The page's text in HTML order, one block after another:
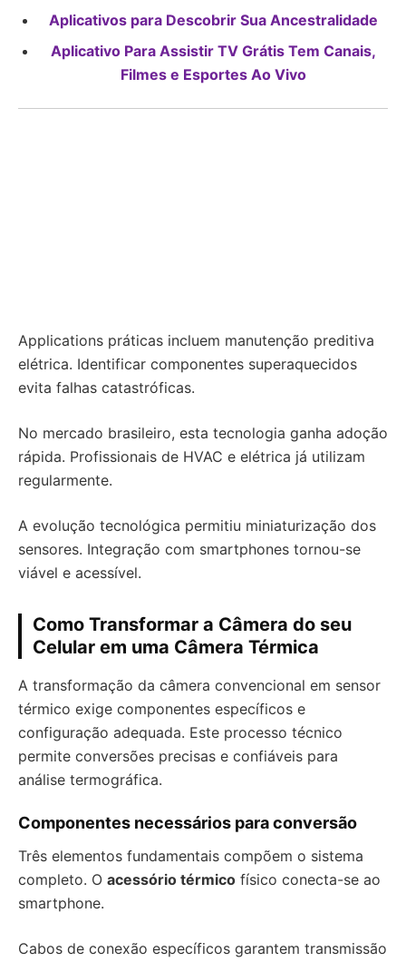
Aplicativos para Descobrir Sua Ancestralidade
Aplicativo Para Assistir TV Grátis Tem Canais,
Filmes e Esportes Ao Vivo
Applications práticas incluem manutenção preditiva
elétrica. Identificar componentes superaquecidos
evita falhas catastróficas.
No mercado brasileiro, esta tecnologia ganha adoção
rápida. Profissionais de HVAC e elétrica já utilizam
regularmente.
A evolução tecnológica permitiu miniaturização dos
sensores. Integração com smartphones tornou-se
viável e acessível.
Como Transformar a Câmera do seu
Celular em uma Câmera Térmica
A transformação da câmera convencional em sensor
térmico exige componentes específicos e
configuração adequada. Este processo técnico
permite conversões precisas e confiáveis para
análise termográfica.
Componentes necessários para conversão
Três elementos fundamentais compõem o sistema
completo. O acessório térmico físico conecta-se ao
smartphone.
Cabos de conexão específicos garantem transmissão